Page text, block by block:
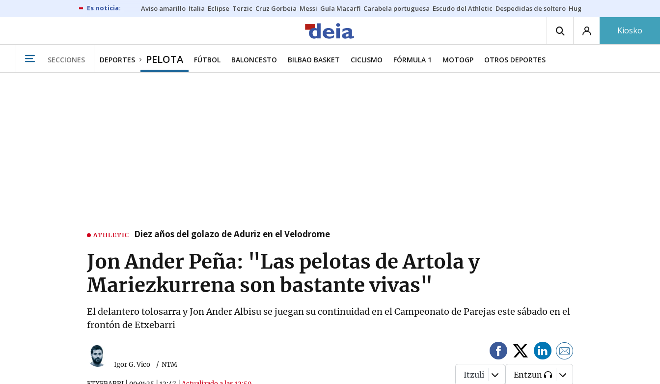
Aviso amarillo Italia Eclipse Terzic Cruz Gorbeia Messi Guía Macarfi Carabela portuguesa Escudo del Athletic Despedidas de soltero Hugo Rincón
Kiosko
SECCIONES DEPORTES PELOTA FÚTBOL BALONCESTO BILBAO BASKET CICLISMO FÓRMULA 1 MOTOGP OTROS DEPORTES
ATHLETIC Diez años del golazo de Aduriz en el Velodrome
Jon Ander Peña: "Las pelotas de Artola y
Mariezkurrena son bastante vivas"
El delantero tolosarra y Jon Ander Albisu se juegan su continuidad en el Campeonato de Parejas este sábado en el
frontón de Etxebarri
Igor G. Vico NTM
Itzuli Entzun